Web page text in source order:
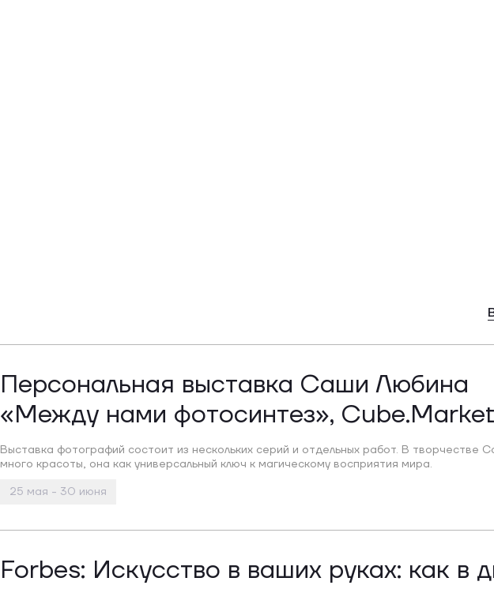
Персональная выставка Саши Любина
«Между нами фотосинтез», Cube.Market
Выставка фотографий состоит из нескольких серий и отдельных работ. В творчестве
много красоты, она как универсальный ключ к магическому восприятия мира.
25 мая - 30 июня
Forbes: Искусство в ваших руках: как в